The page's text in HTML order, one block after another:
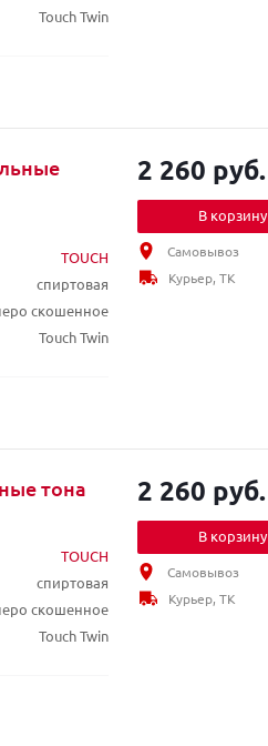
Touch Twin
TOUCH
спиртовая
скошенное
Touch Twin
2 260 руб.
В корзину
Самовывоз
Курьер, ТК
тона
TOUCH
спиртовая
скошенное
Touch Twin
2 260 руб.
В корзину
Самовывоз
Курьер, ТК